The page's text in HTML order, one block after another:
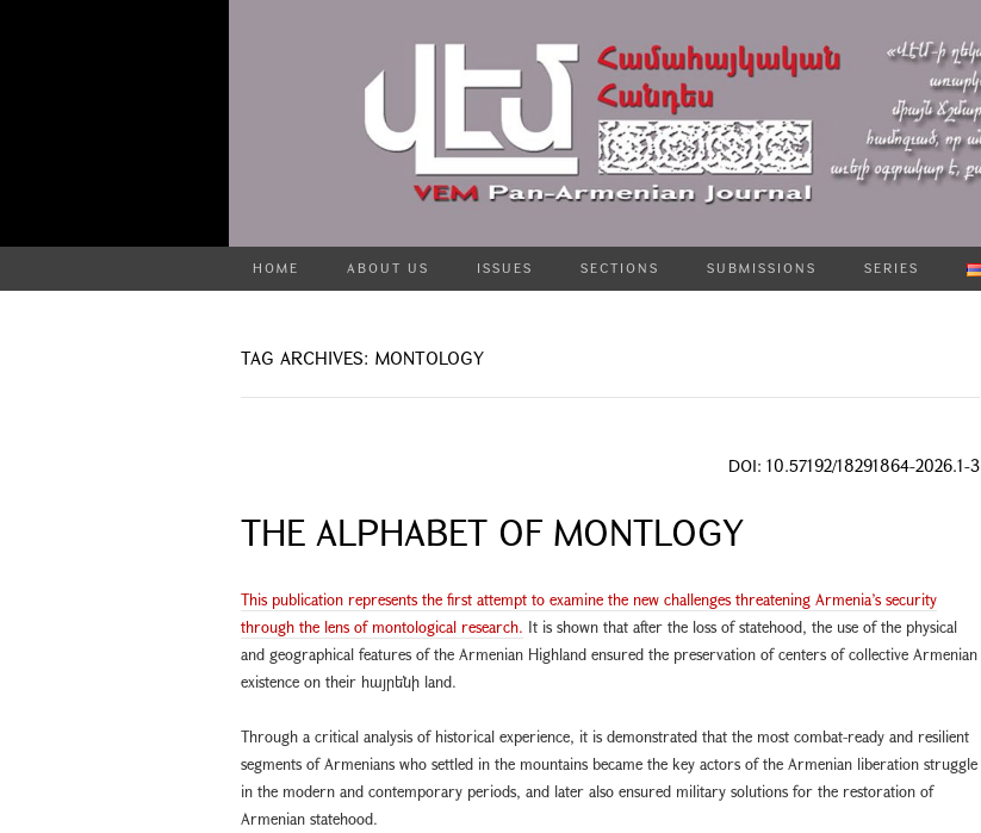
HOME ABOUT US ISSUES SECTIONS SUBMISSIONS SERIES
TAG ARCHIVES: MONTOLOGY
DOI: 10.57192/18291864-2026.1-3
THE ALPHABET OF MONTLOGY
This publication represents the first attempt to examine the new challenges threatening Armenia’s security
through the lens of montological research. It is shown that after the loss of statehood, the use of the physical
and geographical features of the Armenian Highland ensured the preservation of centers of collective Armenian
existence on their հայրենի land.
Through a critical analysis of historical experience, it is demonstrated that the most combat-ready and resilient
segments of Armenians who settled in the mountains became the key actors of the Armenian liberation struggle
in the modern and contemporary periods, and later also ensured military solutions for the restoration of
Armenian statehood.